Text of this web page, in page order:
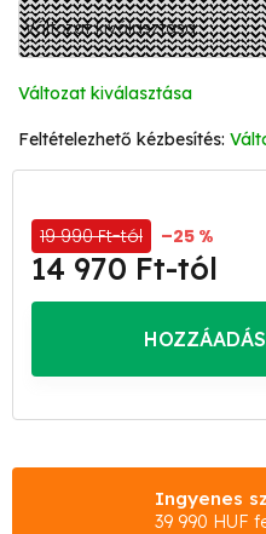
Változat kiválasztása
19 990 Ft-tól –25 %
14 970 Ft-tól
Ingyenes
39 990 HUF